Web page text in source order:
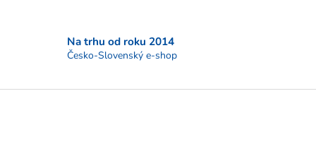
i
s
u
Na trhu od roku 2014
Česko-Slovenský e-shop
Z